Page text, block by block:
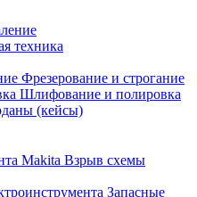
техника
Фрезерование и строгание
Шлифование и полировка
(кейсы)
Взрыв схемы
Запасные